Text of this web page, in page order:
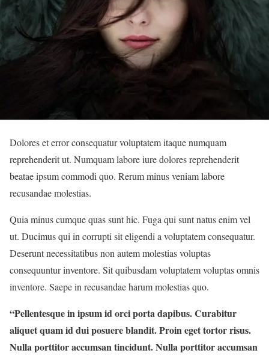
Dolores et error consequatur voluptatem itaque numquam
reprehenderit ut. Numquam labore iure dolores reprehenderit
beatae ipsum commodi quo. Rerum minus veniam labore
recusandae molestias.
Quia minus cumque quas sunt hic. Fuga qui sunt natus enim vel
ut. Ducimus qui in corrupti sit eligendi a voluptatem consequatur.
Deserunt necessitatibus non autem molestias voluptas
consequuntur inventore. Sit quibusdam voluptatem voluptas omnis
inventore. Saepe in recusandae harum molestias quo.
“Pellentesque in ipsum id orci porta dapibus. Curabitur
aliquet quam id dui posuere blandit. Proin eget tortor risus.
Nulla porttitor accumsan tincidunt. Nulla porttitor accumsan